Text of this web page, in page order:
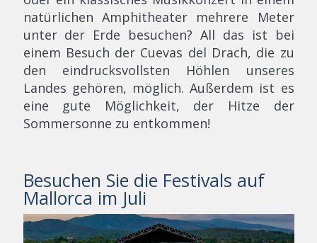
natürlichen Amphitheater mehrere Meter
unter der Erde besuchen? All das ist bei
einem Besuch der Cuevas del Drach, die zu
den eindrucksvollsten Höhlen unseres
Landes gehören, möglich. Außerdem ist es
eine gute Möglichkeit, der Hitze der
Sommersonne zu entkommen!
Besuchen Sie die Festivals auf
Mallorca im Juli